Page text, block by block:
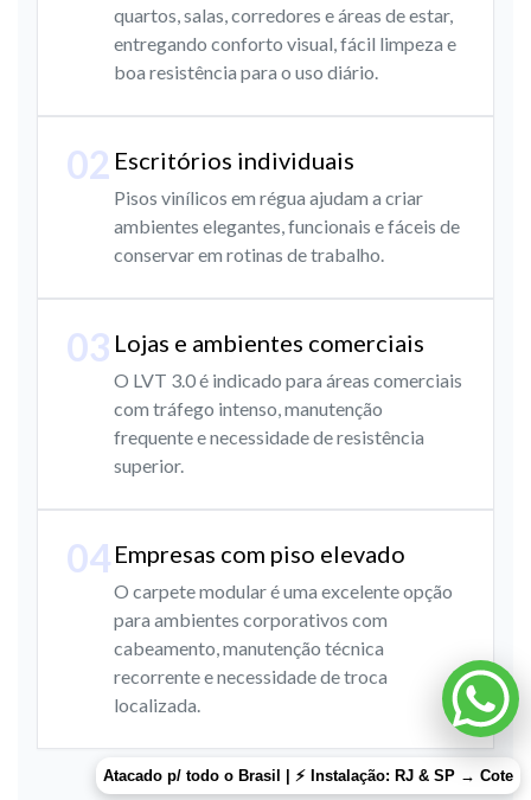
quartos, salas, corredores e áreas de estar,
entregando conforto visual, fácil limpeza e
boa resistência para o uso diário.
02 Escritórios individuais
Pisos vinílicos em régua ajudam a criar
ambientes elegantes, funcionais e fáceis de
conservar em rotinas de trabalho.
03 Lojas e ambientes comerciais
O LVT 3.0 é indicado para áreas comerciais
com tráfego intenso, manutenção
frequente e necessidade de resistência
superior.
04 Empresas com piso elevado
O carpete modular é uma excelente opção
para ambientes corporativos com
cabeamento, manutenção técnica
recorrente e necessidade de troca
localizada.
Atacado p/ todo o Brasil | ⚡ Instalação: RJ & SP → Cote